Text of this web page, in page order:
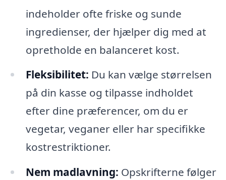
indeholder ofte friske og sunde
ingredienser, der hjælper dig med at
opretholde en balanceret kost.
Fleksibilitet: Du kan vælge størrelsen
på din kasse og tilpasse indholdet
efter dine præferencer, om du er
vegetar, veganer eller har specifikke
kostrestriktioner.
Nem madlavning: Opskrifterne følger